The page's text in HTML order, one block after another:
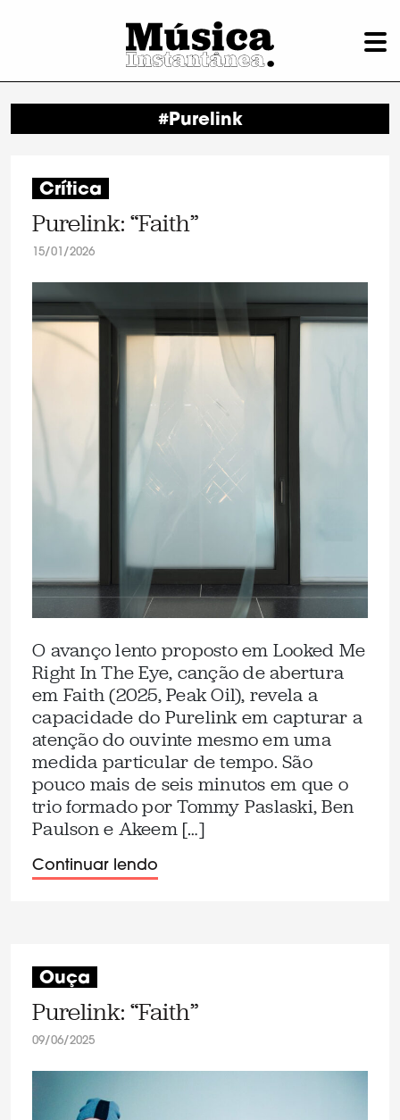
#Purelink
Crítica
Purelink: “Faith”
15/01/2026
O avanço lento proposto em Looked Me
Right In The Eye, canção de abertura
em Faith (2025, Peak Oil), revela a
capacidade do Purelink em capturar a
atenção do ouvinte mesmo em uma
medida particular de tempo. São
pouco mais de seis minutos em que o
trio formado por Tommy Paslaski, Ben
Paulson e Akeem […]
Continuar lendo
Ouça
Purelink: “Faith”
09/06/2025